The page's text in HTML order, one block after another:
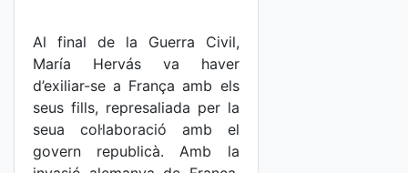
Al final de la Guerra Civil,
María Hervás va haver
d’exiliar-se a França amb els
seus fills, represaliada per la
seua col·laboració amb el
govern republicà. Amb la